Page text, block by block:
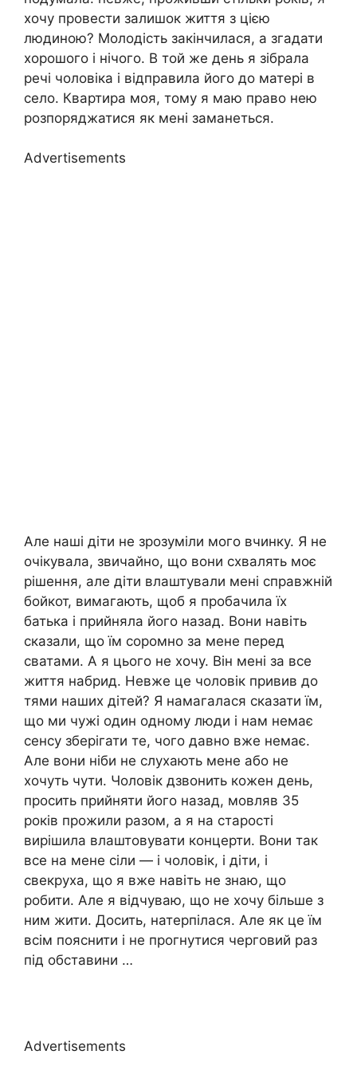
хочу провести залишок життя з цією
людиною? Молодість закінчилася, а згадати
хорошого і нічого. В той же день я зібрала
речі чоловіка і відправила його до матері в
село. Квартира моя, тому я маю право нею
розпоряджатися як мені заманеться.
Advertisements
Але наші діти не зрозуміли мого вчинку. Я не
очікувала, звичайно, що вони схвалять моє
рішення, але діти влаштували мені справжній
бойкот, вимагають, щоб я пробачила їх
батька і прийняла його назад. Вони навіть
сказали, що їм соромно за мене перед
сватами. А я цього не хочу. Він мені за все
життя набрид. Невже це чоловік привив до
тями наших дітей? Я намагалася сказати їм,
що ми чужі один одному люди і нам немає
сенсу зберігати те, чого давно вже немає.
Але вони ніби не слухають мене або не
хочуть чути. Чоловік дзвонить кожен день,
просить прийняти його назад, мовляв 35
років прожили разом, а я на старості
вирішила влаштовувати концерти. Вони так
все на мене сіли — і чоловік, і діти, і
свекруха, що я вже навіть не знаю, що
робити. Але я відчуваю, що не хочу більше з
ним жити. Досить, натерпілася. Але як це їм
всім пояснити і не прогнутися черговий раз
під обставини …
Advertisements